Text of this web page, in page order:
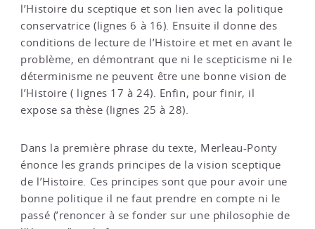
l’Histoire du sceptique et son lien avec la politique
conservatrice (lignes 6 à 16). Ensuite il donne des
conditions de lecture de l’Histoire et met en avant le
problème, en démontrant que ni le scepticisme ni le
déterminisme ne peuvent être une bonne vision de
l’Histoire ( lignes 17 à 24). Enfin, pour finir, il
expose sa thèse (lignes 25 à 28).
Dans la première phrase du texte, Merleau-Ponty
énonce les grands principes de la vision sceptique
de l’Histoire. Ces principes sont que pour avoir une
bonne politique il ne faut prendre en compte ni le
passé (’renoncer à se fonder sur une philosophie de